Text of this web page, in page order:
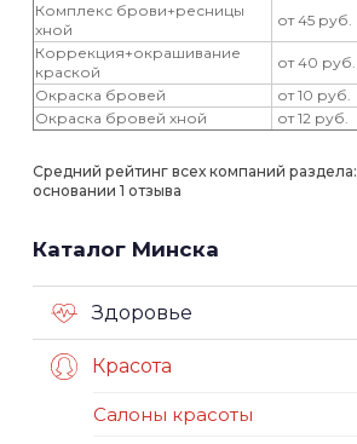
Комплекс брови+ресницы
хной
от 45 руб.
Коррекция+окрашивание
краской
от 40 руб.
Окраска бровей
от 10 руб.
Окраска бровей хной
от 12 руб.
Средний рейтинг всех компаний раздела:
основании 1 отзыва
Каталог Минска
Здоровье
Красота
Салоны красоты